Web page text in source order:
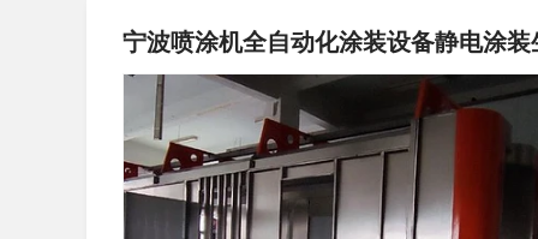
宁波喷涂机全自动化涂装设备静电涂